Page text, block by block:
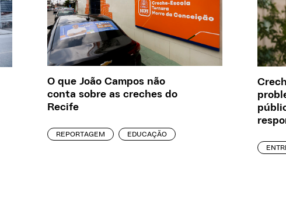
O que João Campos não
conta sobre as creches do
Recife
REPORTAGEM EDUCAÇÃO